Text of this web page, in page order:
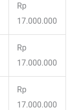
Rp
17.000.000
Rp
17.000.000
Rp
17.000.000